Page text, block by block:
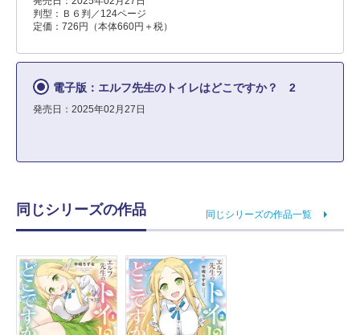
判型：Ｂ６判／124ページ
定価：726円（本体660円＋税）
電子版：エルフ先生のトイレはどこですか？ 2
発売日：2025年02月27日
同じシリーズの作品 同じシリーズの作品一覧